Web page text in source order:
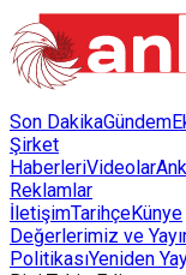
Son DakikaGündem
Şirket
HaberleriVideolar
Reklamlar
İletişimTarihçeKünye
Değerlerimiz ve
PolitikasıYeniden